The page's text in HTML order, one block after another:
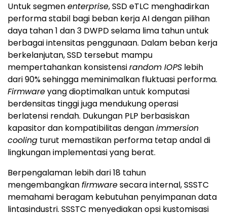
Untuk segmenenterprise, SSD eTLC menghadirkan
performa stabil bagi beban kerja AI dengan pilihan
daya tahan 1 dan 3 DWPD selama lima tahun untuk
berbagai intensitas penggunaan. Dalam beban kerja
berkelanjutan, SSD tersebut mampu
mempertahankan konsistensirandom IOPS lebih
dari 90% sehingga meminimalkan fluktuasi performa.
Firmwareyang dioptimalkan untuk komputasi
berdensitas tinggi juga mendukung operasi
berlatensi rendah. Dukungan PLP berbasiskan
kapasitor dan kompatibilitas denganimmersion
cooling turut memastikan performa tetap andal di
lingkungan implementasi yang berat.
Berpengalaman lebih dari 18 tahun
mengembangkanfirmwaresecara internal, SSSTC
memahami beragam kebutuhan penyimpanan data
lintasindustri. SSSTC menyediakan opsi kustomisasi